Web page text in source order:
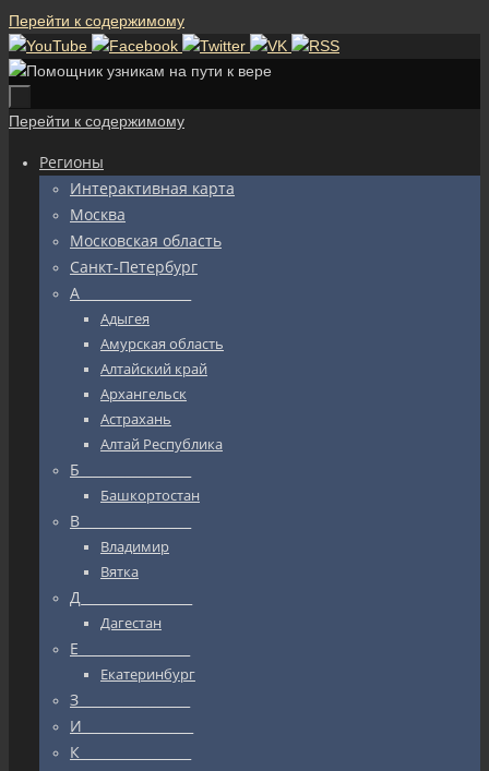
Перейти к содержимому
Перейти к содержимому
Регионы
Интерактивная карта
Москва
Московская область
Санкт-Петербург
А_________________
Адыгея
Амурская область
Алтайский край
Архангельск
Астрахань
Алтай Республика
Б_________________
Башкортостан
В_________________
Владимир
Вятка
Д_________________
Дагестан
Е_________________
Екатеринбург
З_________________
И_________________
К_________________